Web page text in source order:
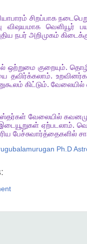
சிறப்பாக
விஷயமாக வெளியூர்
நபர் அறிமுகம்
ஒற்றுமை குறையும்.
தவிர்க்கலாம்.
கிட்டும். வேலையில்
வேலையில்
ஏற்படலாம்.
பேச்சுவார்த்தைகளில்
Ph.D